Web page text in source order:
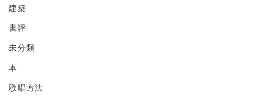
建築
書評
未分類
本
歌唱方法